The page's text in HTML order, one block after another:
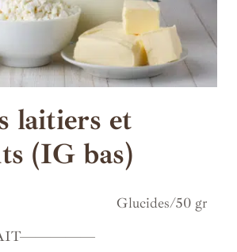
laitiers et
(IG bas)
Glucides/50 gr